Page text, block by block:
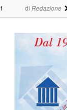
1 di Redazione